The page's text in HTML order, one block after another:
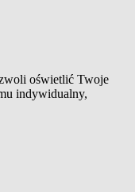
oświetlić Twoje
indywidualny,